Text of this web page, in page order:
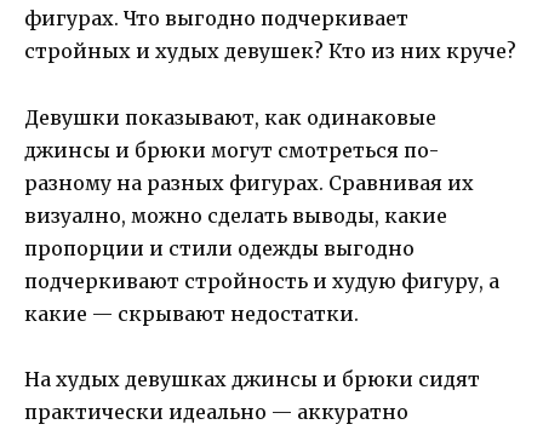
фигурах. Что выгодно подчеркивает
стройных и худых девушек? Кто из них круче?
Девушки показывают, как одинаковые
джинсы и брюки могут смотреться по-
разному на разных фигурах. Сравнивая их
визуално, можно сделать выводы, какие
пропорции и стили одежды выгодно
подчеркивают стройность и худую фигуру, а
какие — скрывают недостатки.
На худых девушках джинсы и брюки сидят
практически идеально — аккуратно